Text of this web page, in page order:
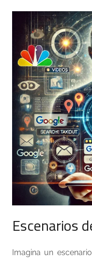
Escenarios
Imagina un